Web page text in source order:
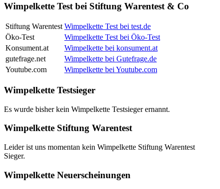
Wimpelkette Test bei Stiftung Warentest & Co
Stiftung Warentest Wimpelkette Test bei test.de
Öko-Test
Wimpelkette Test bei Öko-Test
Konsument.at
Wimpelkette bei konsument.at
gutefrage.net
Wimpelkette bei Gutefrage.de
Youtube.com
Wimpelkette bei Youtube.com
Wimpelkette Testsieger
Es wurde bisher kein Wimpelkette Testsieger ernannt.
Wimpelkette Stiftung Warentest
Leider ist uns momentan kein Wimpelkette Stiftung Warentest
Sieger.
Wimpelkette Neuerscheinungen